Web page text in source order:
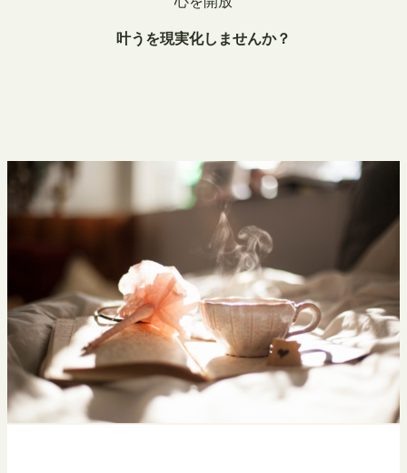
叶うを現実化しませんか？